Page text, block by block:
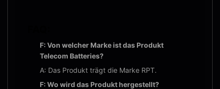
F: Von welcher Marke ist das Produkt
Telecom Batteries?
A: Das Produkt trägt die Marke RPT.
F: Wo wird das Produkt hergestellt?